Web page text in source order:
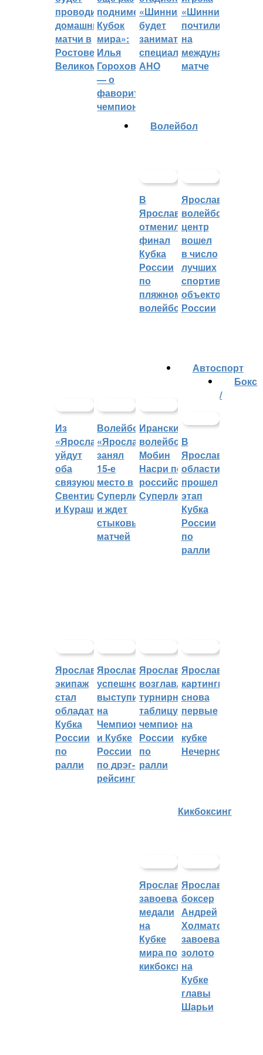
проводить
домашние
матчи в
Ростове
Великом
поднимет
Кубок
мира»:
Илья
Горохов
— о
фаворитах
чемпионата
«Шинник»
будет
заниматься
специальное
АНО
«Шинника»
почтили
на
международном
матче
Волейбол
В
Ярославле
отменили
финал
Кубка
России
по
пляжному
волейболу
Ярославский
волейбольный
центр
вошел
в число
лучших
спортивных
объектов
России
Из
«Ярославича»
уйдут
оба
связующих:
Свентицкис
и Кураш
Волейбольный
«Ярославич»
занял
15-е
место в
Суперлиге
и ждет
стыковых
матчей
Иранский
волейболист
Мобин
Насри покинет
российскую
Суперлигу
Автоспорт
В
Ярославской
области
прошел
этап
Кубка
России
по
ралли
Ярославский
экипаж
стал
обладателем
Кубка
России
по
ралли
Ярославцы
успешно
выступили
на
Чемпионате
и Кубке
России
по дрэг-
рейсингу
Ярославцы
возглавляют
турнирную
таблицу
чемпионата
России
по
ралли
Ярославские
картингисты
снова
первые
на
кубке
Нечерноземья
Бокс
/
Кикбоксинг
Ярославцы
завоевали
медали
на
Кубке
мира по
кикбоксингу
Ярославский
боксер
Андрей
Холматов
завоевал
золото
на
Кубке
главы
Шарьи